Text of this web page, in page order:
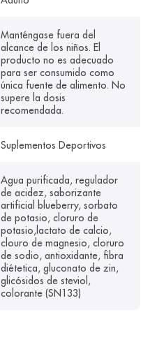
Manténgase fuera del
alcance de los niños. El
producto no es adecuado
para ser consumido como
única fuente de alimento. No
supere la dosis
recomendada.
Suplementos Deportivos
Agua purificada, regulador
de acidez, saborizante
artificial blueberry, sorbato
de potasio, cloruro de
potasio,lactato de calcio,
clouro de magnesio, cloruro
de sodio, antioxidante, fibra
diétetica, gluconato de zin,
glicósidos de steviol,
colorante (SN133)